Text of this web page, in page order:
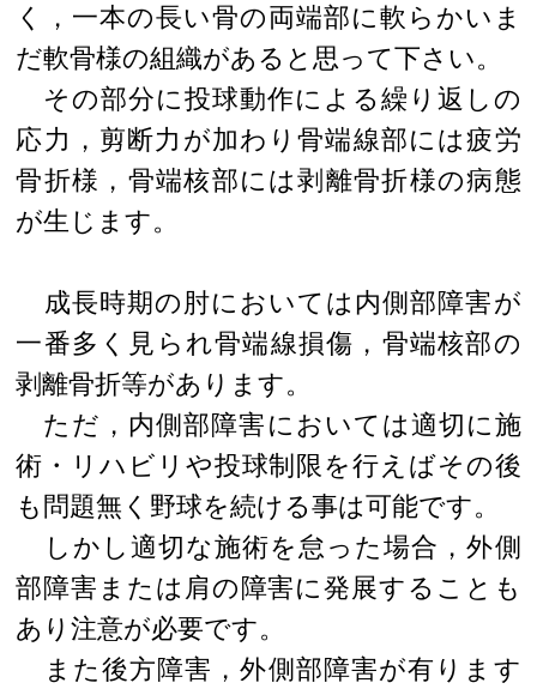
く，一本の長い骨の両端部に軟らかいま
だ軟骨様の組織があると思って下さい。
その部分に投球動作による繰り返しの
応力，剪断力が加わり骨端線部には疲労
骨折様，骨端核部には剥離骨折様の病態
が生じます。
成長時期の肘においては内側部障害が
一番多く見られ骨端線損傷，骨端核部の
剥離骨折等があります。
ただ，内側部障害においては適切に施
術・リハビリや投球制限を行えばその後
も問題無く野球を続ける事は可能です。
しかし適切な施術を怠った場合，外側
部障害または肩の障害に発展することも
あり注意が必要です。
また後方障害，外側部障害が有ります